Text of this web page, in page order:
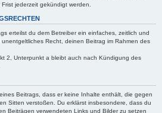
jederzeit gekündigt werden.
erteilst du dem Betreiber ein einfaches, zeitlich und
Recht, deinen Beitrag im Rahmen des
2, Unterpunkt a bleibt auch nach Kündigung des
Beitrags, dass er keine Inhalte enthält, die gegen
Sitten verstoßen. Du erklärst insbesondere, dass du
Beiträgen verwendeten Links und Bilder zu setzen